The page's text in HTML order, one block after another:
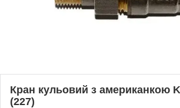
Кран кульовий з американкою
(227)